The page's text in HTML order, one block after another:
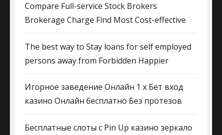
Compare Full-service Stock Brokers
Brokerage Charge Find Most Cost-effective
The best way to Stay loans for self employed
persons away from Forbidden Happier
Игорное заведение Онлайн 1 х Бет вход
казино Онлайн бесплатно Без протезов
Бесплатные слоты с Pin Up казино зеркало